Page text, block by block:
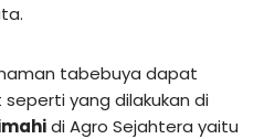
tabebuya dapat
yang dilakukan di
di Agro Sejahtera yaitu